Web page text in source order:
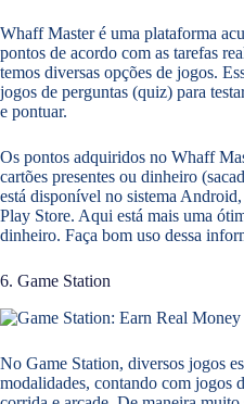
Whaff Master é uma plataforma
pontos de acordo com as tarefas
temos diversas opções de jogos.
jogos de perguntas (quiz) para
e pontuar.
Os pontos adquiridos no Whaff
cartões presentes ou dinheiro
está disponível no sistema
Play Store. Aqui está mais uma
dinheiro. Faça bom uso dessa
6. Game Station
No Game Station, diversos jogos
modalidades, contando com jogos